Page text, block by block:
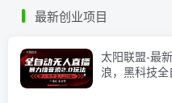
最新创业项目
太阳联盟-最
浪，黑科技